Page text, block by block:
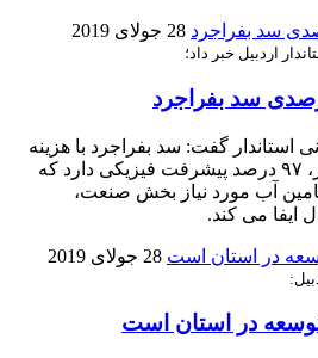
28 جولای 2019
اردبیل خبر داد؛
استاندار گفت: سد بفراجرد با هزینه
کرد ۷۲ میلیارد تومان اعتبار، ۹۷ درصد پیشرفت فیزیکی دارد که
آب مورد نیاز بخش صنعت،
می کند.
28 جولای 2019
در استان است